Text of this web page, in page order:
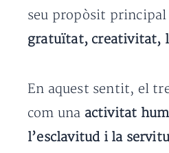
seu propòsit principal
gratuïtat, creativitat,
En aquest sentit, el
com una activitat
l’esclavitud i la